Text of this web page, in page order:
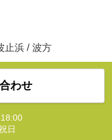
止浜 / 波方
わせ
日